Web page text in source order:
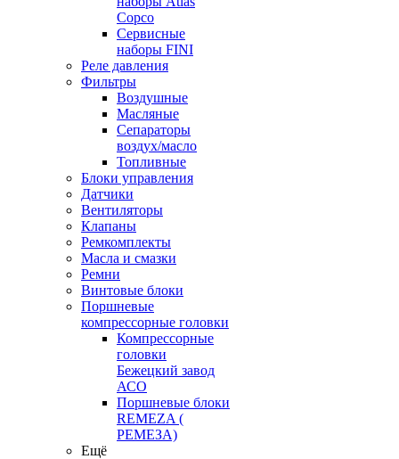
Copco
Сервисные
наборы FINI
Реле давления
Фильтры
Воздушные
Масляные
Сепараторы
воздух/масло
Топливные
Блоки управления
Датчики
Вентиляторы
Клапаны
Ремкомплекты
Масла и смазки
Ремни
Винтовые блоки
Поршневые
компрессорные головки
Компрессорные
головки
Бежецкий завод
АСО
Поршневые блоки
REMEZA (
РЕМЕЗА)
Ещё